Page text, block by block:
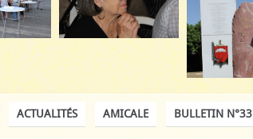
ACTUALITÉS AMICALE BULLETIN N°33